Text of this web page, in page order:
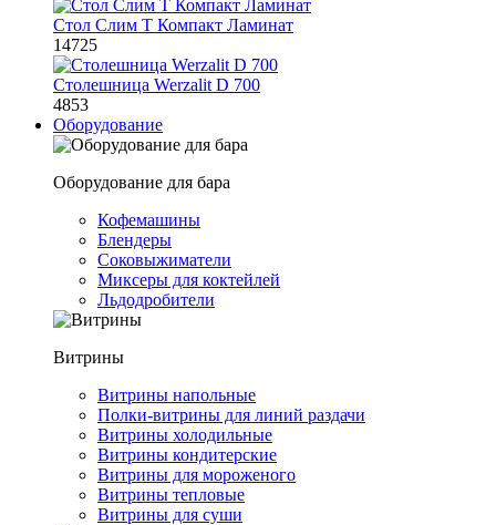
Стол Слим Т Компакт Ламинат
14725
Столешница Werzalit D 700
4853
Оборудование
Оборудование для бара
Кофемашины
Блендеры
Соковыжиматели
Миксеры для коктейлей
Льдодробители
Витрины
Витрины напольные
Полки-витрины для линий раздачи
Витрины холодильные
Витрины кондитерские
Витрины для мороженого
Витрины тепловые
Витрины для суши